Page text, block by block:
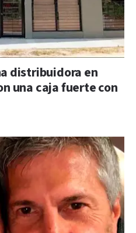
distribuidora en
una caja fuerte con